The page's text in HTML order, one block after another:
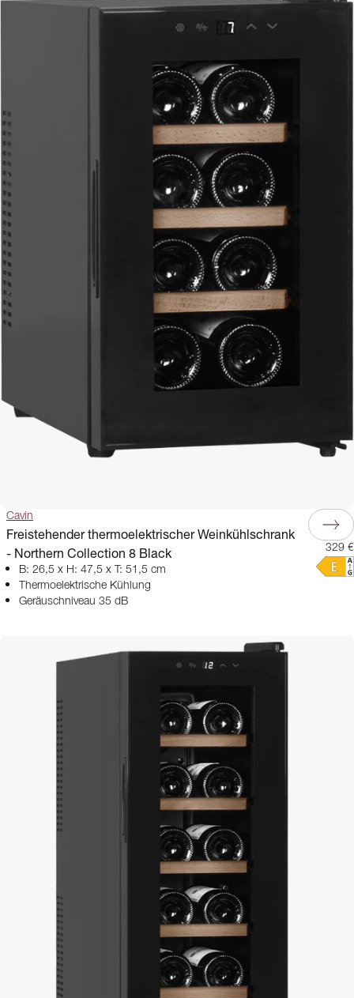
Cavin
Freistehender thermoelektrischer Weinkühlschrank
- Northern Collection 8 Black
B: 26,5 x H: 47,5 x T: 51,5 cm
Thermoelektrische Kühlung
Geräuschniveau 35 dB
329 €